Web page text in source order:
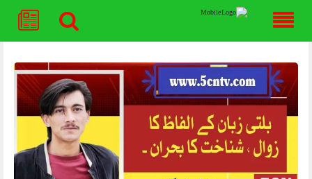
content